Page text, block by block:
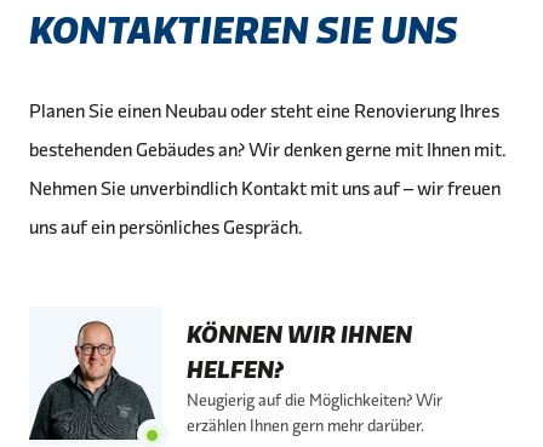
KONTAKTIEREN SIE UNS
Planen Sie einen Neubau oder steht eine Renovierung Ihres
bestehenden Gebäudes an? Wir denken gerne mit Ihnen mit.
Nehmen Sie unverbindlich Kontakt mit uns auf – wir freuen
uns auf ein persönliches Gespräch.
KÖNNEN WIR IHNEN
HELFEN?
Neugierig auf die Möglichkeiten? Wir
erzählen Ihnen gern mehr darüber.